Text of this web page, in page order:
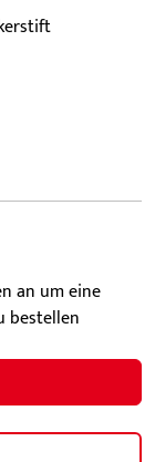
an um eine
bestellen